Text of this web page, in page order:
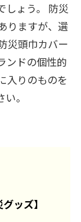
しょう。 防災
りますが、選
災頭巾カバー
ンドの個性的
入りのものを
。
グッズ】